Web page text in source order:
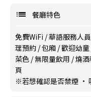
餐廳特色
免費WiFi /華語服務人員
理預約 /包廂 /歡迎幼童
菜色 /無限量飲用 /燒
頁
※若想確認是否禁煙 ·